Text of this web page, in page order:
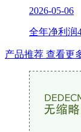
2026-05-06
全年净利润
产品推荐 查看更